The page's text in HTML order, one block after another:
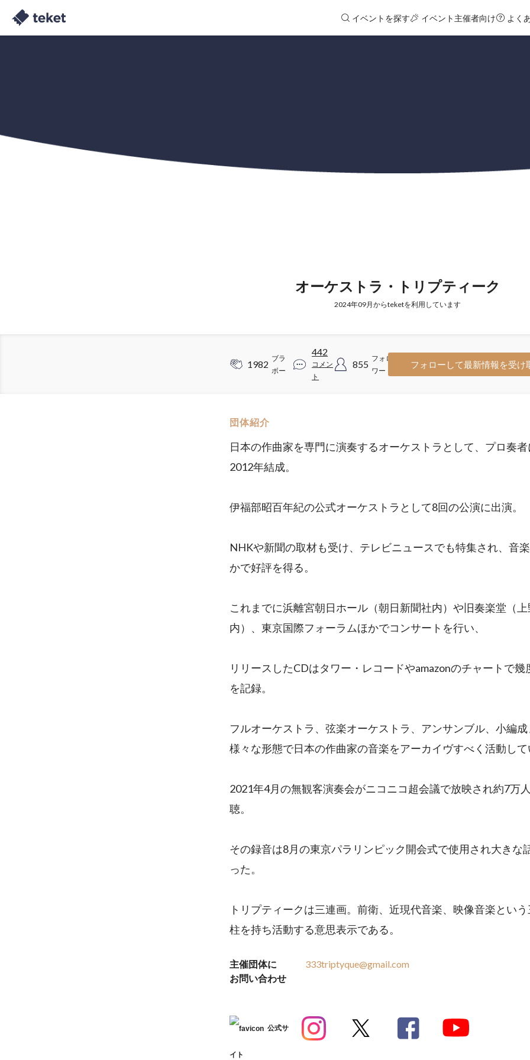
イベントを探す イベント主催者向け よく
オーケストラ・トリプティーク
2024年09月からteketを利用しています
1982
ブラ
ボー
442
コメン
ト
855
フォロ
ワー
フォローして最新情報を受け
団体紹介
日本の作曲家を専門に演奏するオーケストラとして、プロ奏
2012年結成。
伊福部昭百年紀の公式オーケストラとして8回の公演に出演。
NHKや新聞の取材も受け、テレビニュースでも特集され、音
かで好評を得る。
これまでに浜離宮朝日ホール（朝日新聞社内）や旧奏楽堂（
内）、東京国際フォーラムほかでコンサートを行い、
リリースしたCDはタワー・レコードやamazonのチャートで幾
を記録。
フルオーケストラ、弦楽オーケストラ、アンサンブル、小編
様々な形態で日本の作曲家の音楽をアーカイヴすべく活動し
2021年4月の無観客演奏会がニコニコ超会議で放映され約7万
聴。
その録音は8月の東京パラリンピック開会式で使用され大きな
った。
トリプティークは三連画。前衛、近現代音楽、映像音楽とい
柱を持ち活動する意思表示である。
主催団体に
お問い合わせ
333triptyque@gmail.com
公式サ
イト